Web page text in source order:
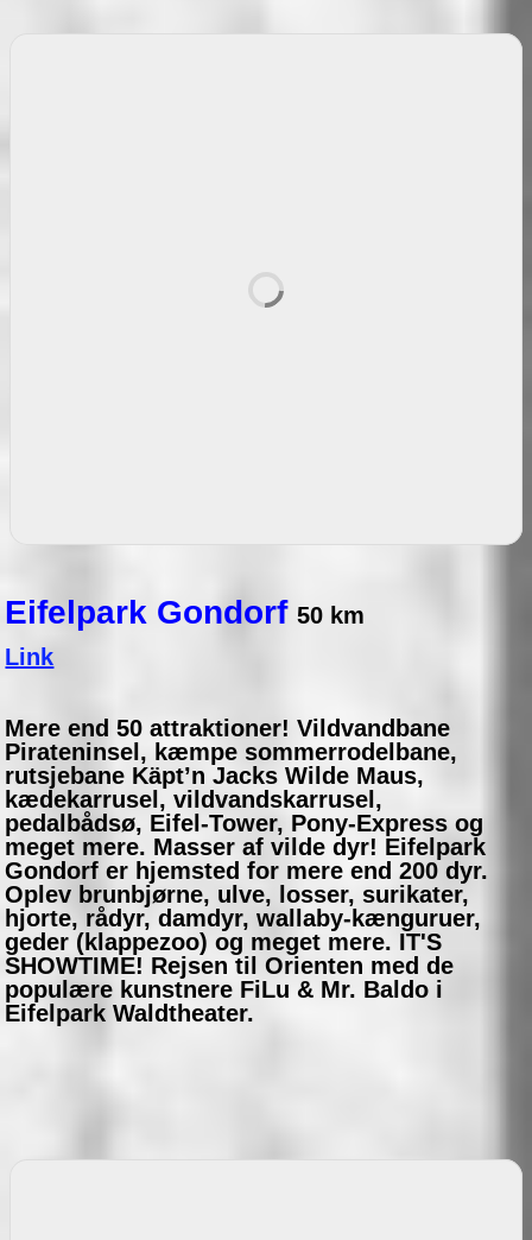
Eifelpark Gondorf50 km
Link
Mere end 50 attraktioner! Vildvandbane
Pirateninsel, kæmpe sommerrodelbane,
rutsjebane Käpt’n Jacks Wilde Maus,
kædekarrusel, vildvandskarrusel,
pedalbådsø, Eifel-Tower, Pony-Express og
meget mere. Masser af vilde dyr! Eifelpark
Gondorf er hjemsted for mere end 200 dyr.
Oplev brunbjørne, ulve, losser, surikater,
hjorte, rådyr, damdyr, wallaby-kænguruer,
geder (klappezoo) og meget mere. IT'S
SHOWTIME! Rejsen til Orienten med de
populære kunstnere FiLu & Mr. Baldo i
Eifelpark Waldtheater.